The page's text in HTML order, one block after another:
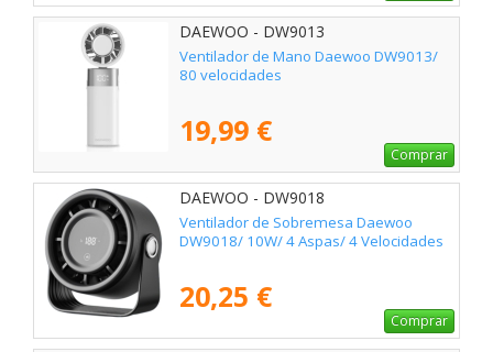
DAEWOO - DW9013
Ventilador de Mano Daewoo DW9013/
80 velocidades
19,99 €
Comprar
DAEWOO - DW9018
Ventilador de Sobremesa Daewoo
DW9018/ 10W/ 4 Aspas/ 4 Velocidades
20,25 €
Comprar